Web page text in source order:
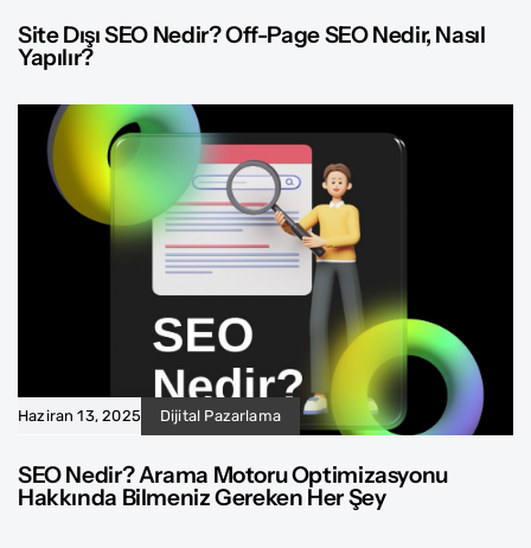
Site Dışı SEO Nedir? Off-Page SEO Nedir, Nasıl
Yapılır?
Haziran 13, 2025 Dijital Pazarlama
SEO Nedir? Arama Motoru Optimizasyonu
Hakkında Bilmeniz Gereken Her Şey